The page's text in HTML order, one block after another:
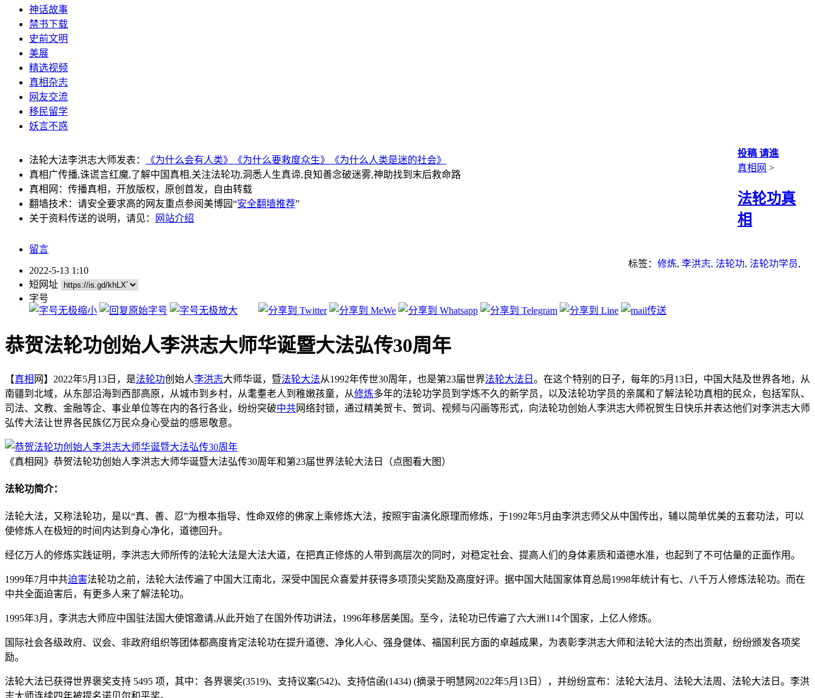
神话故事
禁书下载
史前文明
美展
精选视频
真相杂志
网友交流
移民留学
妖言不惑
法轮大法李洪志大师发表： 《为什么会有人类》 《为什么要救度众生》
《为什么人类是迷的社会》
真相广传播,诛谎言红魔,了解中国真相,关注法轮功,洞悉人生真谛,良知善念破迷雾,神助找到末后救命路
真相网：传播真相，开放版权，原创首发，自由转载
翻墙技术：请安全要求高的网友重点参阅美博园“安全翻墙推荐”
关于资料传送的说明，请见：
网站介绍
投稿 请進
真相网 >
法轮功真
相
留言
标签： 修炼, 李洪志, 法轮功, 法轮功学员,
2022-5-13 1:10
短网址
字号
恭贺法轮功创始人李洪志大师华诞暨大法弘传30周年
【真相 网】2022年5月13日，是法轮功创始人李洪志大师华诞，暨法轮大法从1992年传世30周年，也是第23届世界法轮大法日 。在这个特别的日子，每年的5月13日，中国大陆及世界各地，从
南疆到北域，从东部沿海到西部高原，从城市到乡村，从耄耋老人到稚嫩孩童，从修炼多年的法轮功学员到学炼不久的新学员，以及法轮功学员的亲属和了解法轮功真相的民众，包括军队、
司法、文教、金融等企、事业单位等在内的各行各业，纷纷突破中共网络封锁，通过精美贺卡、贺词、视频与闪画等形式，向法轮功创始人李洪志大师祝贺生日快乐并表达他们对李洪志大师
弘传大法让世界各民族亿万民众身心受益的感恩敬意。
《真相网》恭贺法轮功创始人李洪志大师华诞暨大法弘传30周年和第23届世界法轮大法日（点图看大图）
法轮功简介：
法轮大法，又称法轮功，是以“真、善、忍”为根本指导、性命双修的佛家上乘修炼大法，按照宇宙演化原理而修炼，于1992年5月由李洪志师父从中国传出，辅以简单优美的五套功法，可以
使修炼人在极短的时间内达到身心净化，道德回升。
经亿万人的修炼实践证明，李洪志大师所传的法轮大法是大法大道，在把真正修炼的人带到高层次的同时，对稳定社会、提高人们的身体素质和道德水准，也起到了不可估量的正面作用。
1999年7月中共迫害法轮功之前，法轮大法传遍了中国大江南北，深受中国民众喜爱并获得多项顶尖奖励及高度好评。据中国大陆国家体育总局1998年统计有七、八千万人修炼法轮功。而在
中共全面迫害后，有更多人来了解法轮功。
1995年3月，李洪志大师应中国驻法国大使馆邀请,从此开始了在国外传功讲法，1996年移居美国。至今，法轮功已传遍了六大洲114个国家，上亿人修炼。
国际社会各级政府、议会、非政府组织等团体都高度肯定法轮功在提升道德、净化人心、强身健体、福国利民方面的卓越成果，为表彰李洪志大师和法轮大法的杰出贡献，纷纷颁发各项奖
励。
法轮大法已获得世界褒奖支持 5495 项，其中：各界褒奖(3519)、支持议案(542)、支持信函(1434) (摘录于明慧网2022年5月13日），并纷纷宣布：法轮大法月、法轮大法周、法轮大法日。李洪